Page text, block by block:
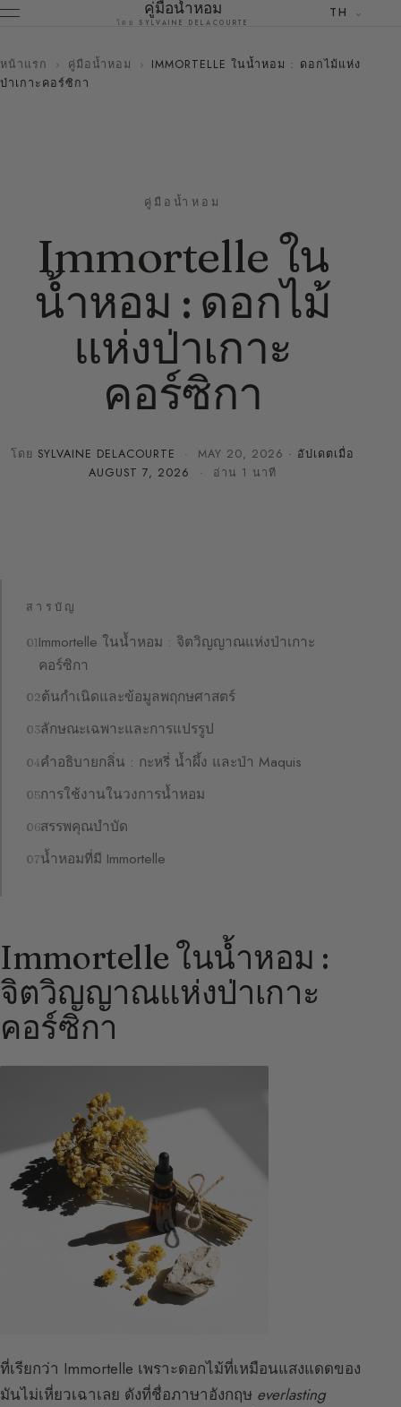
คู่มือน้ำหอม
โดย SYLVAINE DELACOURTE
TH
หน้าแรก › คู่มือน้ำหอม › IMMORTELLE ในน้ำหอม : ดอกไม้แห่ง
ป่าเกาะคอร์ซิกา
คู่มือน้ำหอม
Immortelle ใน
น้ำหอม : ดอกไม้
แห่งป่าเกาะ
คอร์ซิกา
โดย SYLVAINE DELACOURTE ·MAY 20, 2026 · อัปเดตเมื่อ
AUGUST 7, 2026
· อ่าน 1 นาที
สารบัญ
Immortelle ในน้ำหอม : จิตวิญญาณแห่งป่าเกาะ
คอร์ซิกา
ต้นกำเนิดและข้อมูลพฤกษศาสตร์
ลักษณะเฉพาะและการแปรรูป
คำอธิบายกลิ่น : กะหรี่ น้ำผึ้ง และป่า Maquis
การใช้งานในวงการน้ำหอม
สรรพคุณบำบัด
น้ำหอมที่มี Immortelle
Immortelle ในน้ำหอม :
จิตวิญญาณแห่งป่าเกาะ
คอร์ซิกา
ที่เรียกว่า Immortelle เพราะดอกไม้ที่เหมือนแสงแดดของ
มันไม่เหี่ยวเฉาเลย ดังที่ชื่อภาษาอังกฤษ everlasting